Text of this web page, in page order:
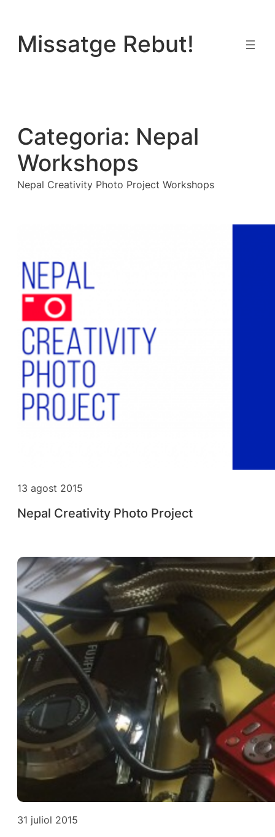
contingut
Missatge Rebut!
Categoria: Nepal
Workshops
Nepal Creativity Photo Project Workshops
13 agost 2015
Nepal Creativity Photo Project
31 juliol 2015